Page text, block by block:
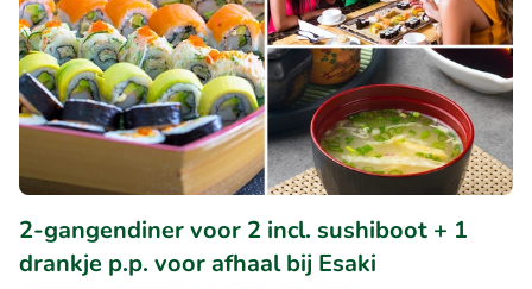
2-gangendiner voor 2 incl. sushiboot + 1
drankje p.p. voor afhaal bij Esaki